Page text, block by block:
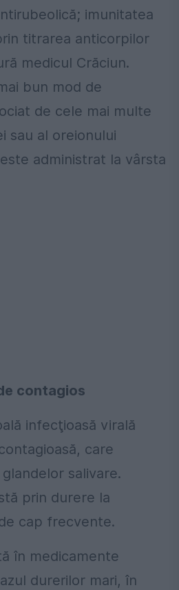
imunitatea
titrarea anticorpilor
medicul Crăciun.
bun mod de
de cele mai multe
sau al oreionului
este administrat la vârsta
contagios
infecţioasă virală
care
salivare.
prin durere la
cap frecvente.
în medicamente
durerilor mari, în